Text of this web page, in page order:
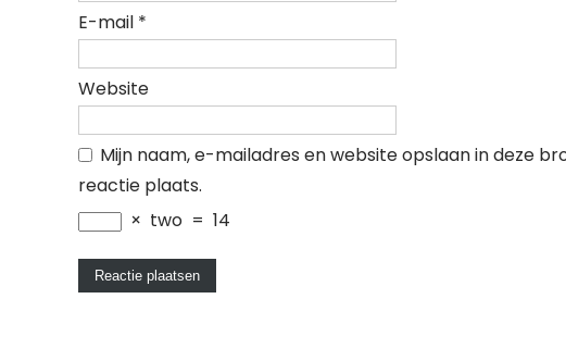
E-mail *
Website
Mijn naam, e-mailadres en website opslaan in deze
reactie plaats.
× two = 14